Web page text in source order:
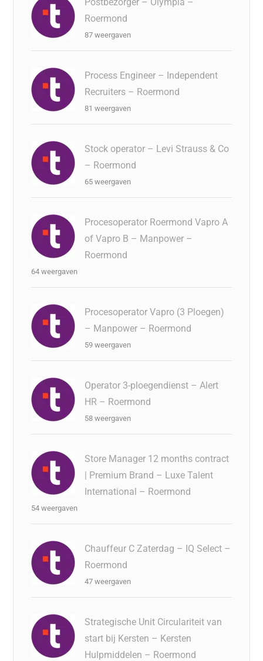
Roermond
87 weergaven
Process Engineer – Independent
Recruiters – Roermond
81 weergaven
Stock operator – Levi Strauss & Co
– Roermond
65 weergaven
Procesoperator Roermond Vapro A
of Vapro B – Manpower –
Roermond
64 weergaven
Procesoperator Vapro (3 Ploegen)
– Manpower – Roermond
59 weergaven
Operator 3-ploegendienst – Alert
HR – Roermond
58 weergaven
Store Manager 12 months contract
| Premium Brand – Luxe Talent
International – Roermond
54 weergaven
Chauffeur C Zaterdag – IQ Select –
Roermond
47 weergaven
Strategische Unit Circulariteit van
start bij Kersten – Kersten
Hulpmiddelen – Roermond